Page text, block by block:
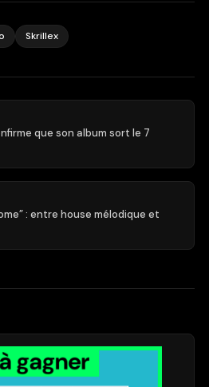
Skrillex
que son album sort le 7
: entre house mélodique et